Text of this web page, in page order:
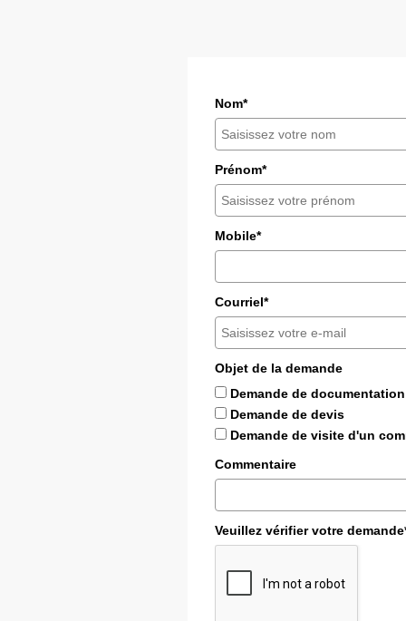
Nom*
Prénom*
Mobile*
Courriel*
Objet de la demande
Demande de documentation
Demande de devis
Demande de visite d'un
Commentaire
Veuillez vérifier votre